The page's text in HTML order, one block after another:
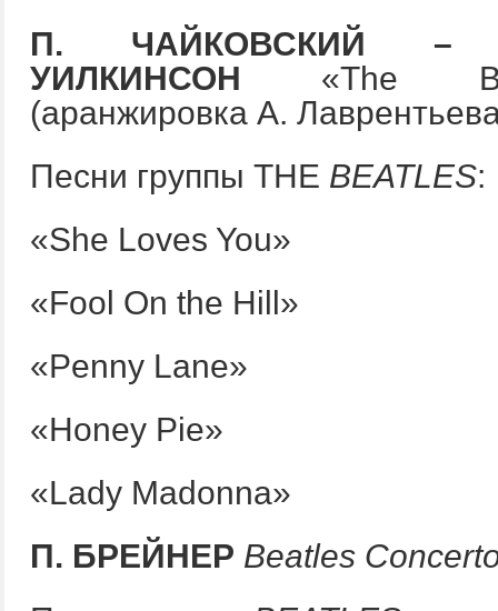
П. ЧАЙКОВСКИЙ –
УИЛКИНСОН «The
(аранжировка А.
Песни группы THE BEATLES:
«She Loves You»
«Fool On the Hill»
«Penny Lane»
«Honey Pie»
«Lady Madonna»
П. БРЕЙНЕР Beatles